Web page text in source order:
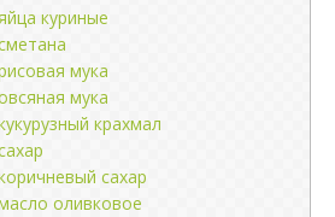
куриные
мука
мука
крахмал
сахар
оливковое